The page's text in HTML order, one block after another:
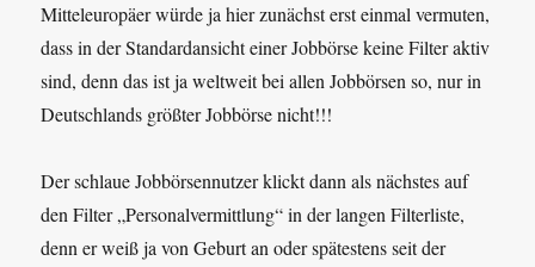
Mitteleuropäer würde ja hier zunächst erst einmal vermuten,
dass in der Standardansicht einer Jobbörse keine Filter aktiv
sind, denn das ist ja weltweit bei allen Jobbörsen so, nur in
Deutschlands größter Jobbörse nicht!!!
Der schlaue Jobbörsennutzer klickt dann als nächstes auf
den Filter „Personalvermittlung“ in der langen Filterliste,
denn er weiß ja von Geburt an oder spätestens seit der